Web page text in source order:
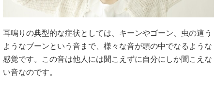
耳鳴りの典型的な症状としては、キーンやゴーン、虫の這う
ようなブーンという音まで、様々な音が頭の中でなるような
感覚です。この音は他人には聞こえずに自分にしか聞こえな
い音なのです。